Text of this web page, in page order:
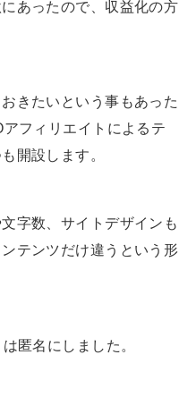
あったので、収益化の方
きたいという事もあった
フィリエイトによるテ
開設します。
字数、サイトデザインも
テンツだけ違うという形
匿名にしました。